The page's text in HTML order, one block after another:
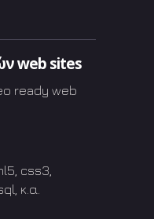
web sites
ready web
css3,
κ.α.